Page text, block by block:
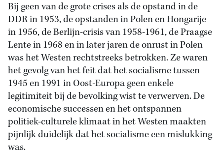
Bij geen van de grote crises als de opstand in de
DDR in 1953, de opstanden in Polen en Hongarije
in 1956, de Berlijn-crisis van 1958-1961, de Praagse
Lente in 1968 en in later jaren de onrust in Polen
was het Westen rechtstreeks betrokken. Ze waren
het gevolg van het feit dat het socialisme tussen
1945 en 1991 in Oost-Europa geen enkele
legitimiteit bij de bevolking wist te verwerven. De
economische successen en het ontspannen
politiek-culturele klimaat in het Westen maakten
pijnlijk duidelijk dat het socialisme een mislukking